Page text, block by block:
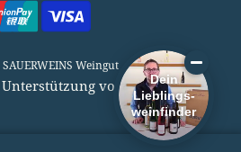
Weingut
vonVino-Digital
Dein
Lieblings-
weinfinder